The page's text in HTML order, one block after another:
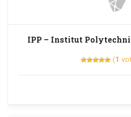
IPP – Institut
(1